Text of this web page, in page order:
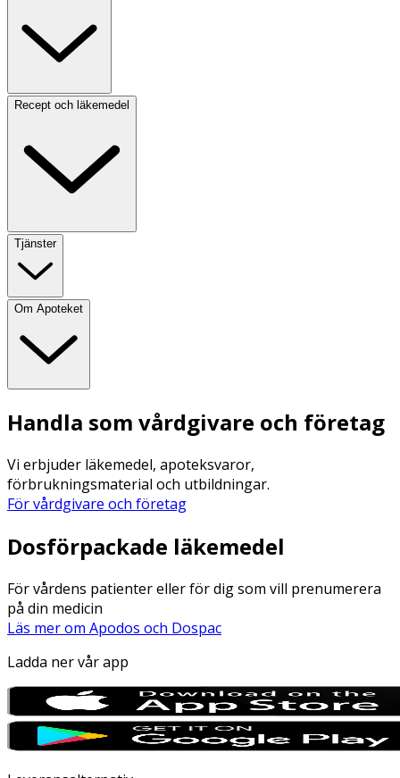
Recept och läkemedel
Tjänster
Om Apoteket
Handla som vårdgivare och företag
Vi erbjuder läkemedel, apoteksvaror,
förbrukningsmaterial och utbildningar.
För vårdgivare och företag
Dosförpackade läkemedel
För vårdens patienter eller för dig som vill prenumerera
på din medicin
Läs mer om Apodos och Dospac
Ladda ner vår app